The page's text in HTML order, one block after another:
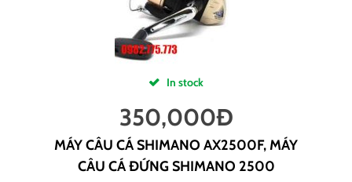
In stock
350,000Đ
MÁY CÂU CÁ SHIMANO AX2500F, MÁY
CÂU CÁ ĐỨNG SHIMANO 2500